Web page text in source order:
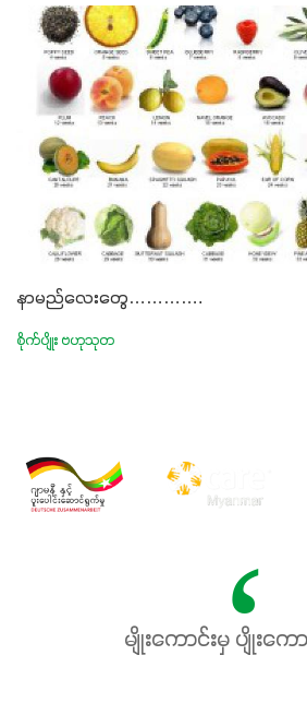
နာမည်လေးတွေ………….
စိုက်ပျိုး ဗဟုသုတ
မျိုးကောင်းမှ ပျိုးက